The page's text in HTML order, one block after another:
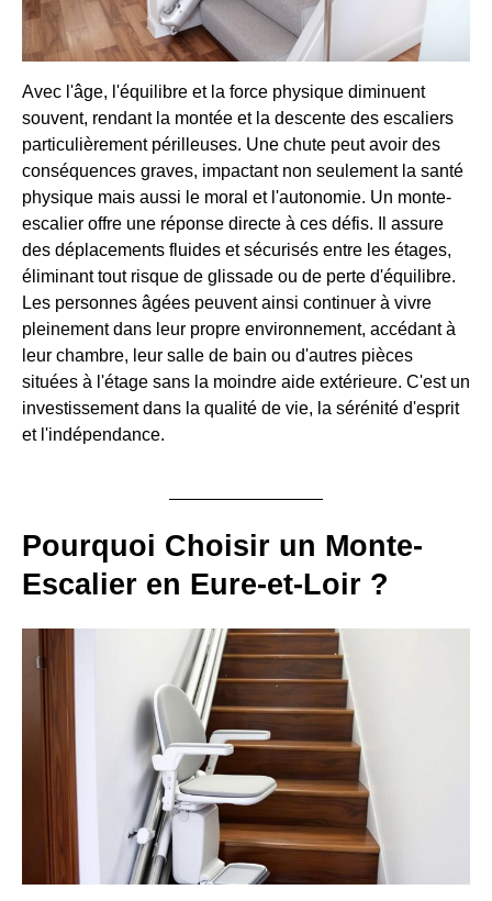
Avec l'âge, l'équilibre et la force physique diminuent
souvent, rendant la montée et la descente des escaliers
particulièrement périlleuses. Une chute peut avoir des
conséquences graves, impactant non seulement la santé
physique mais aussi le moral et l'autonomie. Un monte-
escalier offre une réponse directe à ces défis. Il assure
des déplacements fluides et sécurisés entre les étages,
éliminant tout risque de glissade ou de perte d'équilibre.
Les personnes âgées peuvent ainsi continuer à vivre
pleinement dans leur propre environnement, accédant à
leur chambre, leur salle de bain ou d'autres pièces
situées à l'étage sans la moindre aide extérieure. C'est un
investissement dans la qualité de vie, la sérénité d'esprit
et l'indépendance.
Pourquoi Choisir un Monte-
Escalier en Eure-et-Loir ?